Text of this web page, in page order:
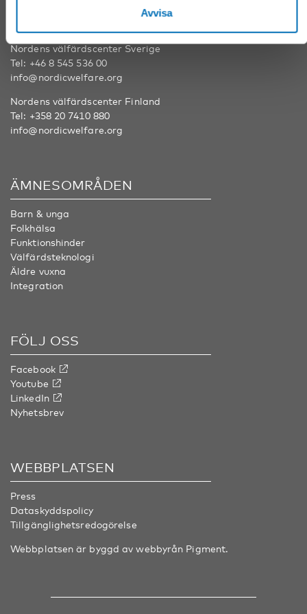
Avvisa
Nordens välfärdscenter Sverige
Tel: +46 8 545 536 00
info@nordicwelfare.org
Nordens välfärdscenter Finland
Tel: +358 20 7410 880
info@nordicwelfare.org
ÄMNESOMRÅDEN
Barn & unga
Folkhälsa
Funktionshinder
Välfärdsteknologi
Äldre vuxna
Integration
FÖLJ OSS
Facebook
Youtube
LinkedIn
Nyhetsbrev
WEBBPLATSEN
Press
Dataskyddspolicy
Tillgänglighetsredogörelse
Webbplatsen är byggd av webbyrån Pigment.